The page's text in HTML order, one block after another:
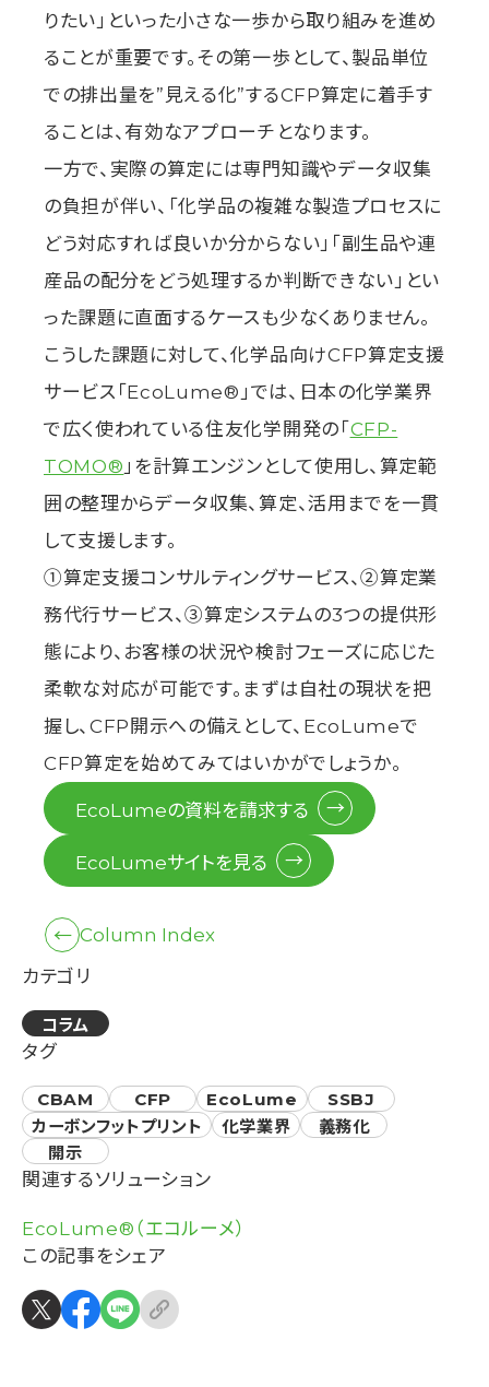
会社概要
りたい」といった小さな一歩から取り組みを進め
ることが重要です。その第一歩として、製品単位
での排出量を”見える化”するCFP算定に着手す
ることは、有効なアプローチとなります。
一方で、実際の算定には専門知識やデータ収集
の負担が伴い、「化学品の複雑な製造プロセスに
どう対応すれば良いか分からない」「副生品や連
産品の配分をどう処理するか判断できない」とい
った課題に直面するケースも少なくありません。
こうした課題に対して、化学品向けCFP算定支援
サービス「EcoLume®」では、日本の化学業界
で広く使われている住友化学開発の「 CFP-
TOMO®」を計算エンジンとして使用し、算定範
囲の整理からデータ収集、算定、活用までを一貫
して支援します。
①算定支援コンサルティングサービス、②算定業
務代行サービス、③算定システムの3つの提供形
態により、お客様の状況や検討フェーズに応じた
柔軟な対応が可能です。まずは自社の現状を把
握し、CFP開示への備えとして、EcoLumeで
CFP算定を始めてみてはいかがでしょうか。
EcoLumeの資料を請求する
EcoLumeサイトを見る
Column Index
カテゴリ
コラム
タグ
CBAM CFP EcoLume
SSBJ
カーボンフットプリント
化学業界
義務化
開示
関連するソリューション
EcoLume®（エコルーメ）
この記事をシェア